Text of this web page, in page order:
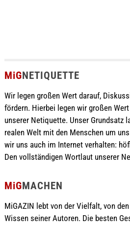
MiGNETIQUETTE
Wir legen großen Wert darauf,
fördern. Hierbei legen wir großen
unserer Netiquette. Unser Grundsatz
realen Welt mit den Menschen um
wir uns auch im Internet verhalten:
Den vollständigen Wortlaut unserer
MiGMACHEN
MiGAZIN lebt von der Vielfalt, von
Wissen seiner Autoren. Die besten